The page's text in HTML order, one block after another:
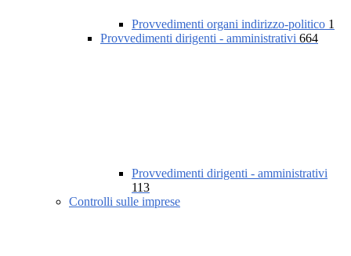
Provvedimenti organi indirizzo-politico 1
Provvedimenti dirigenti - amministrativi 664
Provvedimenti dirigenti - amministrativi
113
Controlli sulle imprese